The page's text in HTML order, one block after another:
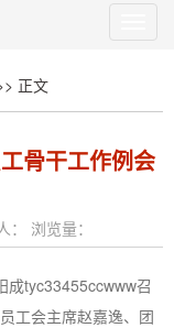
正文
骨干工作例会
浏览量：
成tyc33455ccwww召
工会主席赵嘉逸、团